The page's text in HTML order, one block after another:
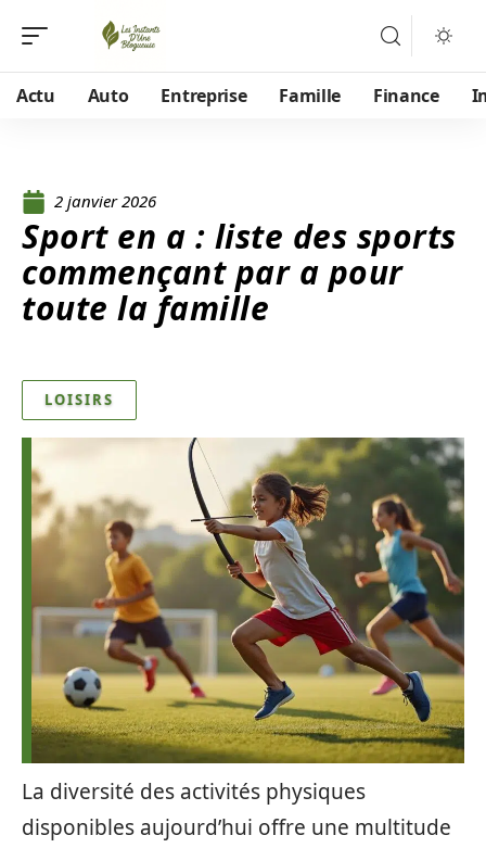
Actu Auto Entreprise Famille Finance
2 janvier 2026
Sport en a : liste des sports
commençant par a pour
toute la famille
LOISIRS
La diversité des activités physiques
disponibles aujourd’hui offre une multitude